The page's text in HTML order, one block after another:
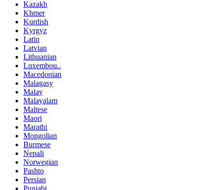
Kazakh
Khmer
Kurdish
Kyrgyz
Latin
Latvian
Lithuanian
Luxembou..
Macedonian
Malagasy
Malay
Malayalam
Maltese
Maori
Marathi
Mongolian
Burmese
Nepali
Norwegian
Pashto
Persian
Punjabi